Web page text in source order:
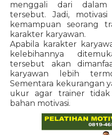
menggali dari dalam
tersebut. Jadi,
kemampuan seorang
karakter karyawan.
Apabila karakter
kelebihannya
tersebut akan
karyawan lebih
Sementara kekurangan
ukur agar trainer tidak
bahan motivasi.